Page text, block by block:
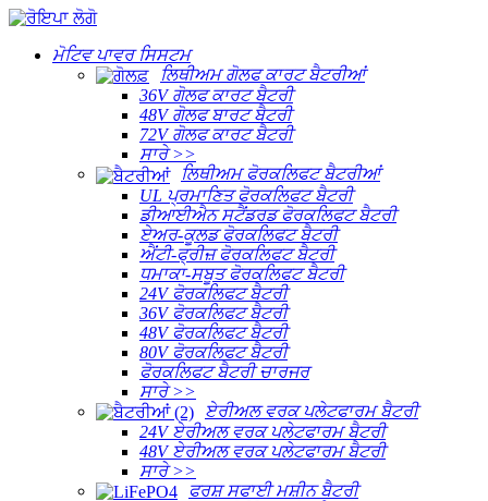
ਮੋਟਿਵ ਪਾਵਰ ਸਿਸਟਮ
ਲਿਥੀਅਮ ਗੋਲਫ ਕਾਰਟ ਬੈਟਰੀਆਂ
36V ਗੋਲਫ ਕਾਰਟ ਬੈਟਰੀ
48V ਗੋਲਫ ਬਾਰਟ ਬੈਟਰੀ
72V ਗੋਲਫ ਕਾਰਟ ਬੈਟਰੀ
ਸਾਰੇ >>
ਲਿਥੀਅਮ ਫੋਰਕਲਿਫਟ ਬੈਟਰੀਆਂ
UL ਪ੍ਰਮਾਣਿਤ ਫੋਰਕਲਿਫਟ ਬੈਟਰੀ
ਡੀਆਈਐਨ ਸਟੈਂਡਰਡ ਫੋਰਕਲਿਫਟ ਬੈਟਰੀ
ਏਅਰ-ਕੂਲਡ ਫੋਰਕਲਿਫਟ ਬੈਟਰੀ
ਐਂਟੀ-ਫ੍ਰੀਜ਼ ਫੋਰਕਲਿਫਟ ਬੈਟਰੀ
ਧਮਾਕਾ-ਸਬੂਤ ਫੋਰਕਲਿਫਟ ਬੈਟਰੀ
24V ਫੋਰਕਲਿਫਟ ਬੈਟਰੀ
36V ਫੋਰਕਲਿਫਟ ਬੈਟਰੀ
48V ਫੋਰਕਲਿਫਟ ਬੈਟਰੀ
80V ਫੋਰਕਲਿਫਟ ਬੈਟਰੀ
ਫੋਰਕਲਿਫਟ ਬੈਟਰੀ ਚਾਰਜਰ
ਸਾਰੇ >>
ਏਰੀਅਲ ਵਰਕ ਪਲੇਟਫਾਰਮ ਬੈਟਰੀ
24V ਏਰੀਅਲ ਵਰਕ ਪਲੇਟਫਾਰਮ ਬੈਟਰੀ
48V ਏਰੀਅਲ ਵਰਕ ਪਲੇਟਫਾਰਮ ਬੈਟਰੀ
ਸਾਰੇ >>
ਫਰਸ਼ ਸਫਾਈ ਮਸ਼ੀਨ ਬੈਟਰੀ